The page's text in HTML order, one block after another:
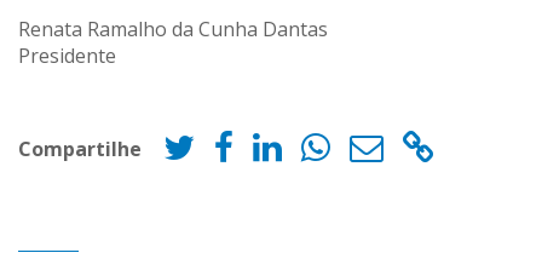
Renata Ramalho da Cunha Dantas
Presidente
Compartilhe